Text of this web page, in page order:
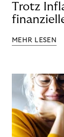
Trotz
MEHR LESEN